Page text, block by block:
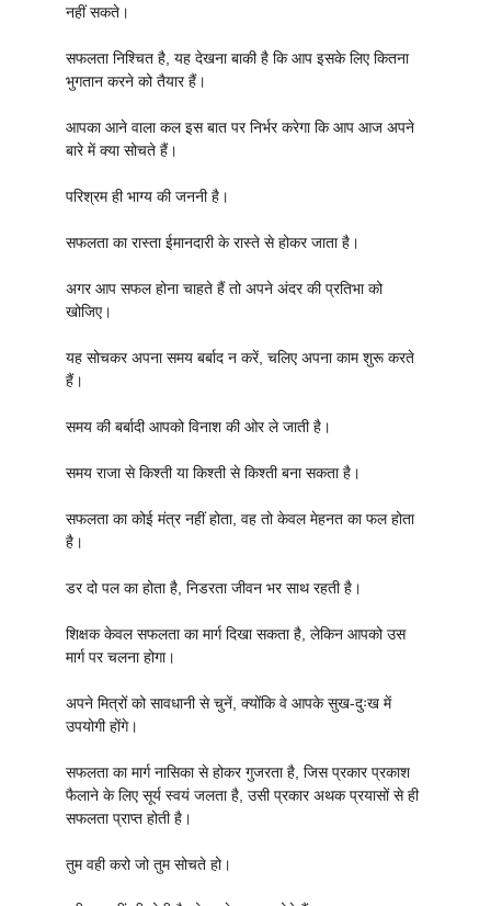
नहीं सकते।
सफलता निश्चित है, यह देखना बाकी है कि आप इसके लिए कितना
भुगतान करने को तैयार हैं।
आपका आने वाला कल इस बात पर निर्भर करेगा कि आप आज अपने
बारे में क्या सोचते हैं।
परिश्रम ही भाग्य की जननी है।
सफलता का रास्ता ईमानदारी के रास्ते से होकर जाता है।
अगर आप सफल होना चाहते हैं तो अपने अंदर की प्रतिभा को
खोजिए।
यह सोचकर अपना समय बर्बाद न करें, चलिए अपना काम शुरू करते
हैं।
समय की बर्बादी आपको विनाश की ओर ले जाती है।
समय राजा से किश्ती या किश्ती से किश्ती बना सकता है।
सफलता का कोई मंत्र नहीं होता, वह तो केवल मेहनत का फल होता
है।
डर दो पल का होता है, निडरता जीवन भर साथ रहती है।
शिक्षक केवल सफलता का मार्ग दिखा सकता है, लेकिन आपको उस
मार्ग पर चलना होगा।
अपने मित्रों को सावधानी से चुनें, क्योंकि वे आपके सुख-दुःख में
उपयोगी होंगे।
सफलता का मार्ग नासिका से होकर गुजरता है, जिस प्रकार प्रकाश
फैलाने के लिए सूर्य स्वयं जलता है, उसी प्रकार अथक प्रयासों से ही
सफलता प्राप्त होती है।
तुम वही करो जो तुम सोचते हो।